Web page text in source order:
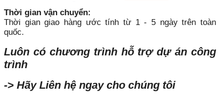
Thời gian vận chuyển:
Thời gian giao hàng ước tính từ 1 - 5 ngày trên toàn
quốc.
Luôn có chương trình hỗ trợ dự án công
trình
-> Hãy Liên hệ ngay cho chúng tôi